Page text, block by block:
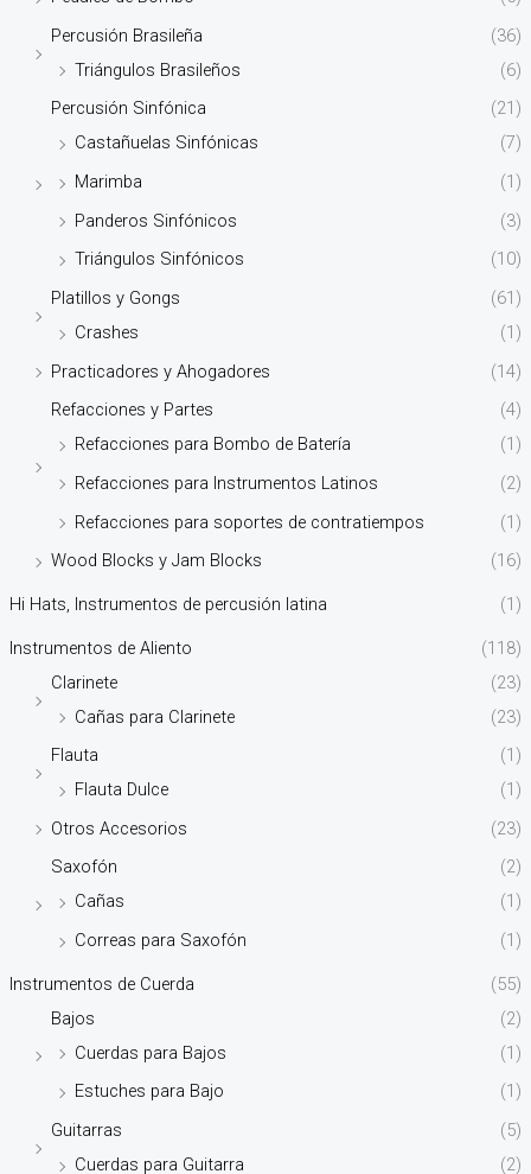
Percusión Brasileña
(36)
Triángulos Brasileños
(6)
Percusión Sinfónica
(21)
Castañuelas Sinfónicas
(7)
Marimba
(1)
Panderos Sinfónicos
(3)
Triángulos Sinfónicos
(10)
Platillos y Gongs
(61)
Crashes
(1)
Practicadores y Ahogadores
(14)
Refacciones y Partes
(4)
Refacciones para Bombo de Batería
(1)
Refacciones para Instrumentos Latinos
(2)
Refacciones para soportes de contratiempos
(1)
Wood Blocks y Jam Blocks
(16)
Hi Hats, Instrumentos de percusión latina (1)
Instrumentos de Aliento
(118)
Clarinete
(23)
Cañas para Clarinete
(23)
Flauta
(1)
Flauta Dulce
(1)
Otros Accesorios
(23)
Saxofón
(2)
Cañas
(1)
Correas para Saxofón
(1)
Instrumentos de Cuerda
(55)
Bajos
(2)
Cuerdas para Bajos
(1)
Estuches para Bajo
(1)
Guitarras
(5)
Cuerdas para Guitarra
(2)